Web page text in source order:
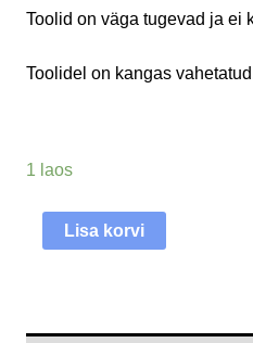
Toolid on väga tugevad ja ei
Toolidel on kangas
1 laos
Lisa korvi